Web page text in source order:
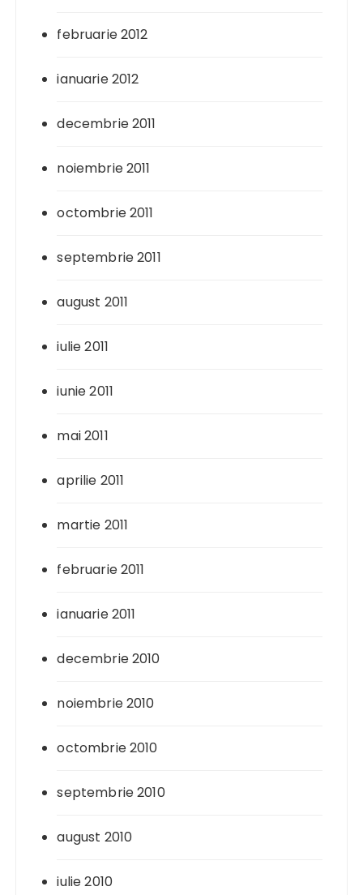
februarie 2012
ianuarie 2012
decembrie 2011
noiembrie 2011
octombrie 2011
septembrie 2011
august 2011
iulie 2011
iunie 2011
mai 2011
aprilie 2011
martie 2011
februarie 2011
ianuarie 2011
decembrie 2010
noiembrie 2010
octombrie 2010
septembrie 2010
august 2010
iulie 2010